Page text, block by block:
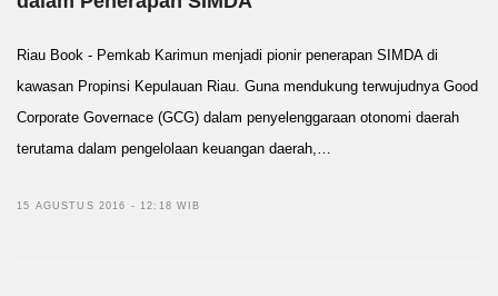
Riau Book - Pemkab Karimun menjadi pionir penerapan SIMDA di
kawasan Propinsi Kepulauan Riau. Guna mendukung terwujudnya Good
Corporate Governace (GCG) dalam penyelenggaraan otonomi daerah
terutama dalam pengelolaan keuangan daerah,…
15 AGUSTUS 2016 - 12:18 WIB